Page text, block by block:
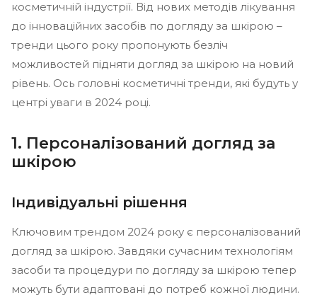
косметичній індустрії. Від нових методів лікування
до інноваційних засобів по догляду за шкірою –
тренди цього року пропонують безліч
можливостей підняти догляд за шкірою на новий
рівень. Ось головні косметичні тренди, які будуть у
центрі уваги в 2024 році.
1. Персоналізований догляд за
шкірою
Індивідуальні рішення
Ключовим трендом 2024 року є персоналізований
догляд за шкірою. Завдяки сучасним технологіям
засоби та процедури по догляду за шкірою тепер
можуть бути адаптовані до потреб кожної людини.